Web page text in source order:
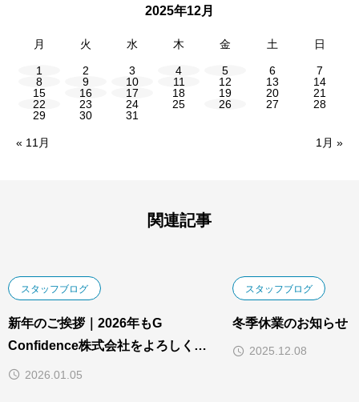
2025年12月
月 火 水 木 金 土 日
1 2 3 4 5 6
7
8
9 10 11 12 13
14
15
16 17 18 19 20
21
22
23 24 25 26 27
28
29
30 31
« 11月 1月 »
関連記事
スタッフブログ
新年のご挨拶｜2026年もG
Confidence株式会社をよろしくお
願いいたします
2026.01.05
スタッフブログ
冬季休業のお知らせ
2025.12.08